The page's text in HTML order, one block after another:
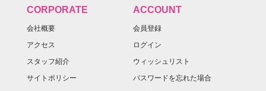
CORPORATE
会社概要
アクセス
スタッフ紹介
サイトポリシー
ACCOUNT
会員登録
ログイン
ウィッシュリスト
パスワードを忘れた場合